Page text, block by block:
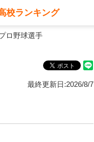
校ランキング
ロ野球選手
最終更新日:2026/8/7